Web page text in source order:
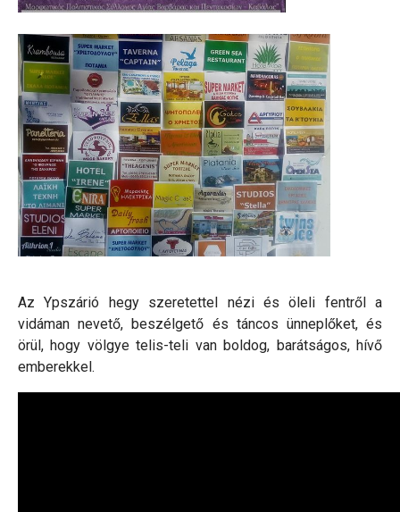
Az Ypszárió hegy szeretettel nézi és öleli fentről a
vidáman nevető, beszélgető és táncos ünneplőket, és
örül, hogy völgye telis-teli van boldog, barátságos, hívő
emberekkel.